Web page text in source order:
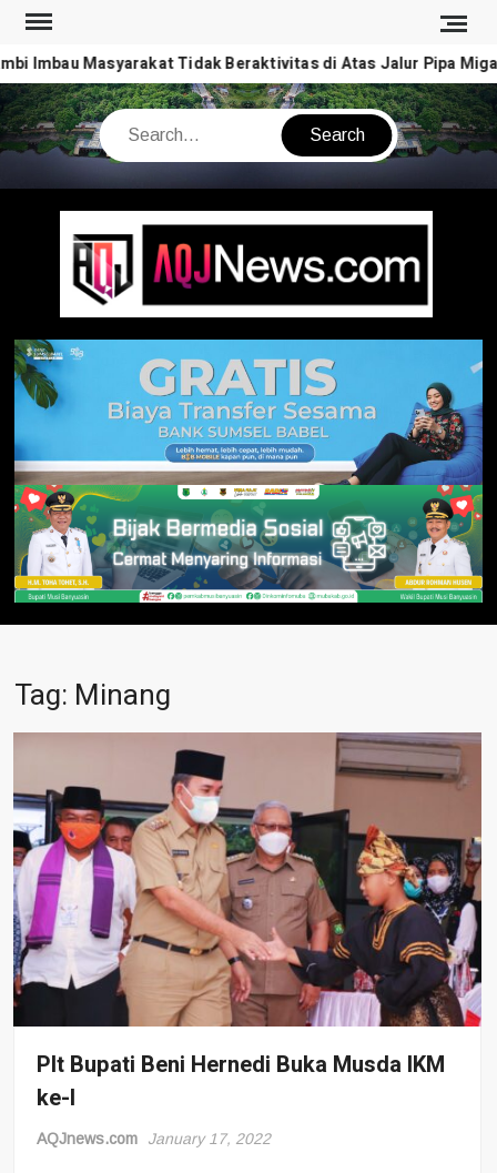
Skip
content
Imbau Masyarakat Tidak Beraktivitas di Atas Jalur Pipa
Search
Tag: Minang
Plt Bupati Beni Hernedi Buka Musda IKM
ke-I
AQJnews.com January 17, 2022